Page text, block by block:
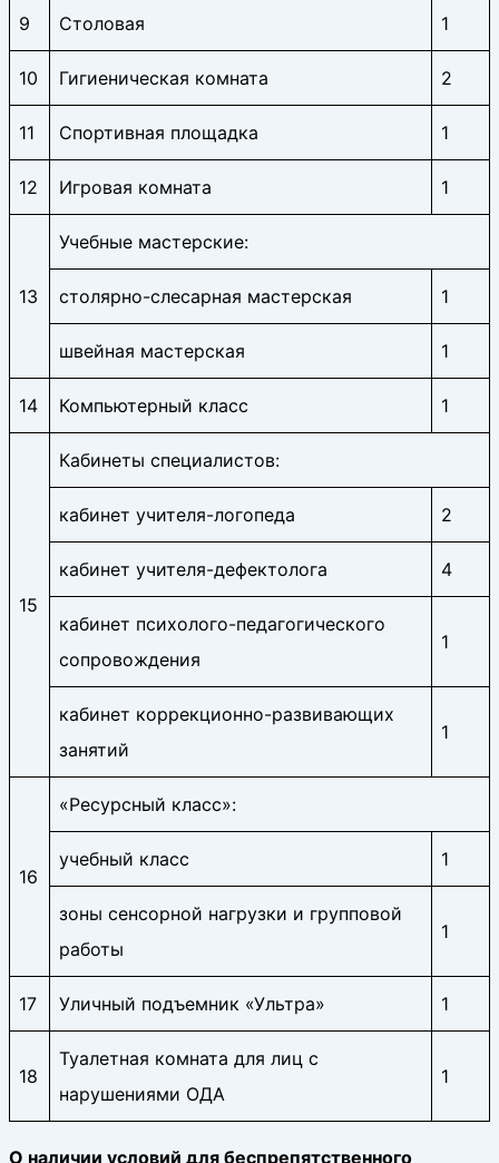
9 Столовая 1
10 Гигиеническая комната 2
11 Спортивная площадка 1
12 Игровая комната 1
13
Учебные мастерские:
столярно-слесарная мастерская 1
швейная мастерская 1
14 Компьютерный класс 1
15
Кабинеты специалистов:
кабинет учителя-логопеда 2
кабинет учителя-дефектолога 4
кабинет психолого-педагогического
сопровождения
1
кабинет коррекционно-развивающих
занятий
1
16
«Ресурсный класс»:
учебный класс 1
зоны сенсорной нагрузки и групповой
работы
1
17 Уличный подъемник «Ультра» 1
18
Туалетная комната для лиц с
нарушениями ОДА
1
О наличии условий для беспрепятственного